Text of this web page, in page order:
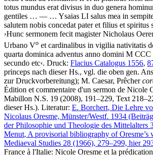
totus mundus erat divisus in duo genera
gentiles … — … Ysaias LI salus mea in
salutem nobis concedat pater et filius et spiritus
›Hunc sermonem fecit magister Nicholaus
Urbano Vo et cardinalibus in vigilia nativitatis
quarta dominica adventus anno domini M
secundo etc‹. Druck: Flacius Catalogus 1556,
princeps nach dieser Hs., vgl. die oben gen.
zur Druckvorbereitung); M. Caesar, Prêcher
Édition et commentaire d'un sermon de Nicole
Mabillon N.S. 19 (2008), 191–229, Text
dieser Hs.). Literatur: E. Borchert, Die Lehre
Nicolaus Oresme, Münster/Westf. 1934
der Philosophie und Theologie des Mittelalters
Menut, A provisorial bibliography of Oresme’s
Mediaeval Studies 28 (1966), 279–299, hier
France à l'Italie: Nicole Oresme et la